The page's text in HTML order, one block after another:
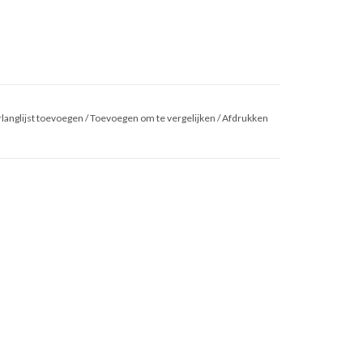
toevoegen /Toevoegen om te vergelijken /Afdrukken